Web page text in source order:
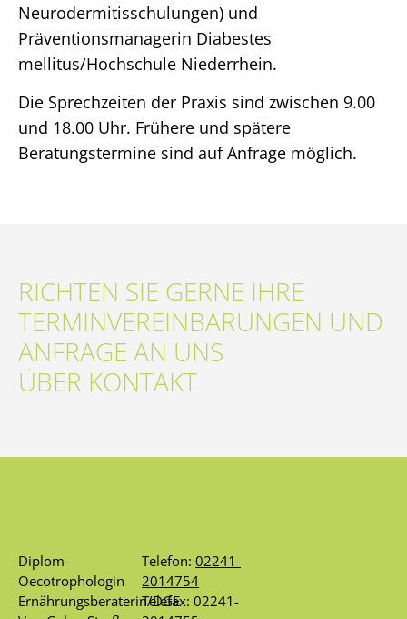
Neurodermitisschulungen) und
Präventionsmanagerin Diabestes
mellitus/Hochschule Niederrhein.
Die Sprechzeiten der Praxis sind zwischen 9.00
und 18.00 Uhr. Frühere und spätere
Beratungstermine sind auf Anfrage möglich.
RICHTEN SIE GERNE IHRE
TERMIN­VEREIN­BARUNGEN UND
ANFRAGE AN UNS
ÜBER KONTAKT
Diplom-
Oecotrophologin
Ernährungsberaterin/DGE
Telefon: 02241-
2014754
Telefax: 02241-